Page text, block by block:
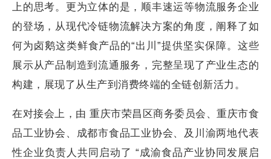
上的思考。更为立体的是，顺丰速运等物流服务企业
的登场，从现代冷链物流解决方案的角度，阐释了如
何为卤鹅这类鲜食产品的“出川”提供坚实保障。这些
展示从产品制造到流通服务，完整呈现了产业生态的
构建，展现了从生产到消费终端的全链创新活力。
在对接会上，由 重庆市荣昌区商务委员会、重庆市食
品工业协会、成都市食品工业协会、及川渝两地代表
性企业负责人共同启动了 “成渝食品产业协同发展启